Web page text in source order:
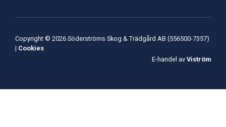
Copyright © 2026 Söderströms Skog & Trädgård AB (556500-7357)
| Cookies
E-handel av Viström